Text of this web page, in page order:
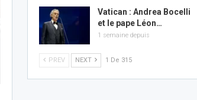
Vatican : Andrea Bocelli
et le pape Léon…
1 semaine depuis
PREV NEXT 1 De 315